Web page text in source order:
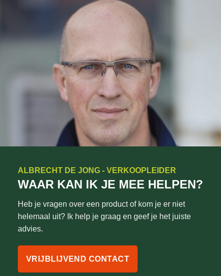
ALBRECHT DE JONG - VERKOOPLEIDER
WAAR KAN IK JE MEE HELPEN?
Heb je vragen over een product of kom je er niet
helemaal uit? Ik help je graag en geef je het juiste
advies.
VRIJBLIJVEND CONTACT